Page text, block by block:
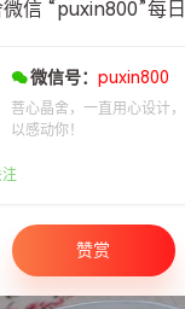
信 “puxin800”每
微信号： puxin800
菩心晶舍，一直用心设计
以感动你！
赞赏